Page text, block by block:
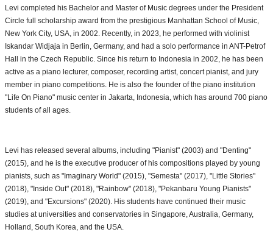
Levi completed his Bachelor and Master of Music degrees under the President
Circle full scholarship award from the prestigious Manhattan School of Music,
New York City, USA, in 2002. Recently, in 2023, he performed with violinist
Iskandar Widjaja in Berlin, Germany, and had a solo performance in ANT-Petrof
Hall in the Czech Republic. Since his return to Indonesia in 2002, he has been
active as a piano lecturer, composer, recording artist, concert pianist, and jury
member in piano competitions. He is also the founder of the piano institution
"Life On Piano" music center in Jakarta, Indonesia, which has around 700 piano
students of all ages.
Levi has released several albums, including "Pianist" (2003) and "Denting"
(2015), and he is the executive producer of his compositions played by young
pianists, such as "Imaginary World" (2015), "Semesta" (2017), "Little Stories"
(2018), "Inside Out" (2018), "Rainbow" (2018), "Pekanbaru Young Pianists"
(2019), and "Excursions" (2020). His students have continued their music
studies at universities and conservatories in Singapore, Australia, Germany,
Holland, South Korea, and the USA.